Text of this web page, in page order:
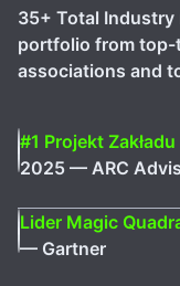
35+ Total
portfolio from
associations and
#1 Projekt Zakładu
2025 — ARC
Lider Magic
— Gartner